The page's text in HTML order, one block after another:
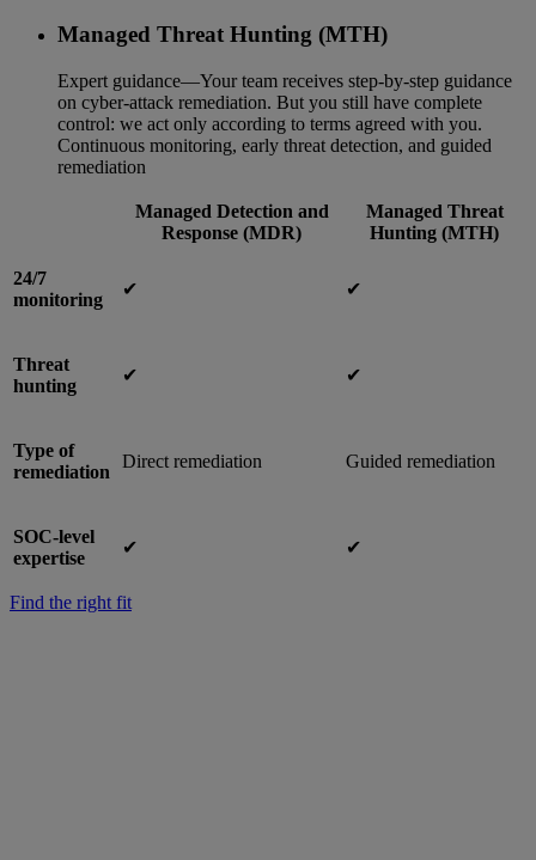
Managed Threat Hunting (MTH)
Expert guidance—Your team receives step-by-step guidance
on cyber-attack remediation. But you still have complete
control: we act only according to terms agreed with you.
Continuous monitoring, early threat detection, and guided
remediation
Managed Detection and
Response (MDR)
Managed Threat
Hunting (MTH)
24/7
monitoring
✔︎ ✔︎
Threat
hunting
✔︎ ✔︎
Type of
remediation
Direct remediation Guided remediation
SOC-level
expertise
✔︎ ✔︎
Find the right fit